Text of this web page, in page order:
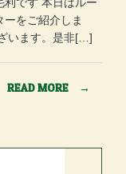
利です 本日はルー
をご紹介しま
います。是非[…]
READ MORE →